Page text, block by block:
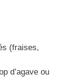
(fraises,
d’agave ou